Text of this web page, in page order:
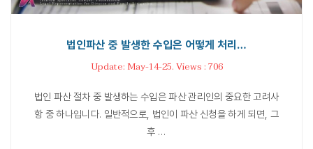
법인파산 중 발생한 수입은 어떻게 처리…
Update: May-14-25. Views : 706
법인 파산 절차 중 발생하는 수입은 파산 관리인의 중요한 고려사
항 중 하나입니다. 일반적으로, 법인이 파산 신청을 하게 되면, 그
후 …